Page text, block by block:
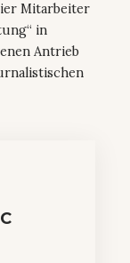
Mitarbeiter
in
Antrieb